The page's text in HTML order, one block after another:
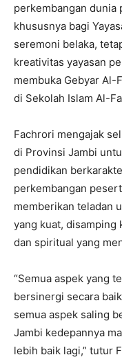
perkembangan dunia
khususnya bagi
seremoni belaka,
kreativitas yayasan
membuka Gebyar Al-
di Sekolah Islam Al-
Fachrori mengajak
di Provinsi Jambi
pendidikan
perkembangan
memberikan teladan
yang kuat, disamping
dan spiritual yang
“Semua aspek yang
bersinergi secara
semua aspek saling
Jambi kedepannya
lebih baik lagi,” tutur